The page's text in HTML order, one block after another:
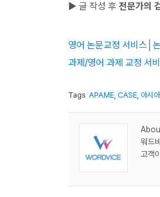
▶ 글 작성 후 전문가의
영어 논문교정 서비스
과제/영어 과제 교정 서
Tags APAME CASE 아시
워드
고객